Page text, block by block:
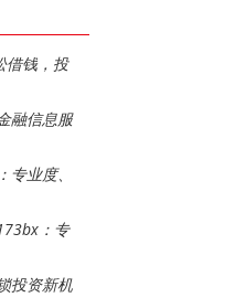
借钱，投
融信息服
业度、
：专
投资新机